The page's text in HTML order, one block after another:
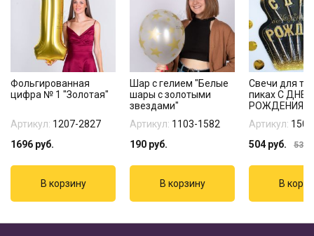
Фольгированная
цифра № 1 "Золотая"
Артикул: 1207-2827
1696 руб.
Шар с гелием "Белые
шары с золотыми
звездами"
Артикул: 1103-1582
190 руб.
Свечи для
пиках С ДНЕМ
РОЖДЕНИЯ
Артикул:
504 руб. 535